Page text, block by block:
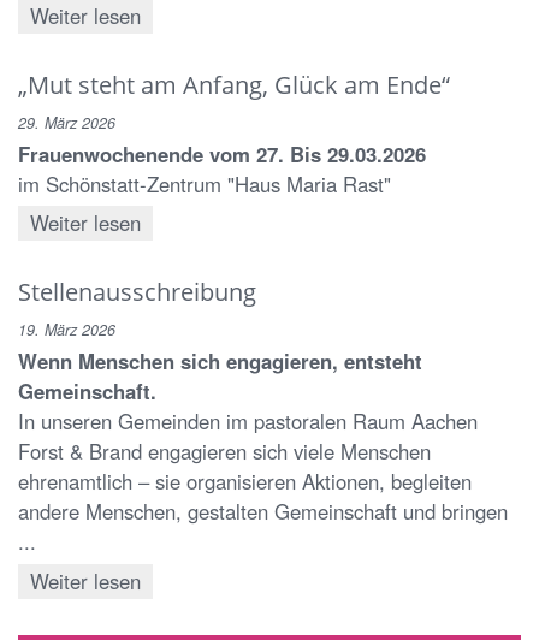
Weiter lesen
„Mut steht am Anfang, Glück am Ende“
29. März 2026
Frauenwochenende vom 27. Bis 29.03.2026
im Schönstatt-Zentrum "Haus Maria Rast"
Weiter lesen
Stellenausschreibung
19. März 2026
Wenn Menschen sich engagieren, entsteht
Gemeinschaft.
In unseren Gemeinden im pastoralen Raum Aachen
Forst & Brand engagieren sich viele Menschen
ehrenamtlich – sie organisieren Aktionen, begleiten
andere Menschen, gestalten Gemeinschaft und bringen
...
Weiter lesen